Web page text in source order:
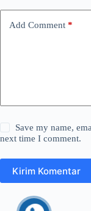
Add Comment *
Save my name,
next time I comment.
Kirim Komentar